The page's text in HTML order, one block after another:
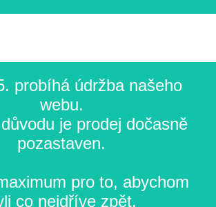
probíhá údržba našeho
webu.
je prodej dočasně
pozastaven.
pro to, abychom
co nejdříve zpět.